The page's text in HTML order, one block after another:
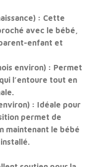
: Cette
avec le bébé,
enfant et
environ) : Permet
l’entoure tout en
: Idéale pour
permet de
maintenant le bébé